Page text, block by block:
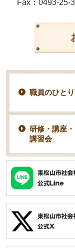
Fax：0493-25-
職員のひと
研修・講座・
講習会